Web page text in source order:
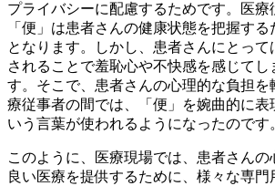
プライバシーに配慮するためです。医療
「便」は患者さんの健康状態を把握す
となります。しかし、患者さんにとって
されることで羞恥心や不快感を感じてし
す。そこで、患者さんの心理的な負担を
療従事者の間では、「便」を婉曲的に表
いう言葉が使われるようになったのです
このように、医療現場では、患者さんの
良い医療を提供するために、様々な専門